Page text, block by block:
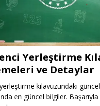
Yerleştirme
ve Detaylar
kılavuzundaki
en güncel bilgiler.